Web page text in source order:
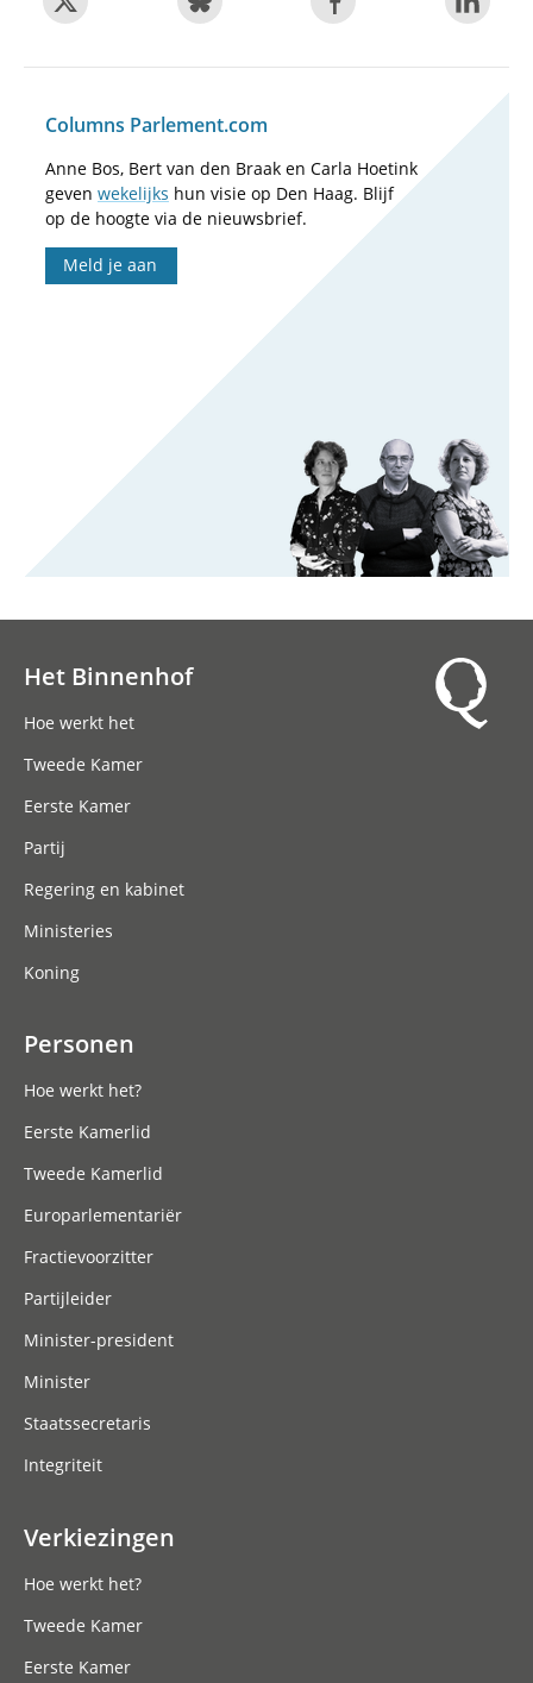
Columns Parlement.com
Anne Bos, Bert van den Braak en Carla Hoetink
geven wekelijks hun visie op Den Haag. Blijf
op de hoogte via de nieuwsbrief.
Meld je aan
Het Binnenhof
Hoe werkt het
Tweede Kamer
Eerste Kamer
Partij
Regering en kabinet
Ministeries
Koning
Personen
Hoe werkt het?
Eerste Kamerlid
Tweede Kamerlid
Europarlementariër
Fractievoorzitter
Partijleider
Minister-president
Minister
Staatssecretaris
Integriteit
Verkiezingen
Hoe werkt het?
Tweede Kamer
Eerste Kamer